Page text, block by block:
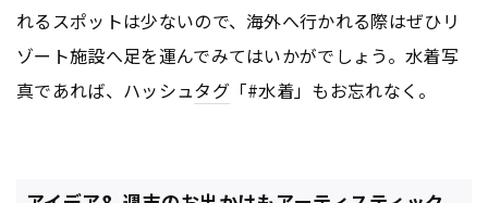
れるスポットは少ないので、海外へ行かれる際はぜひリ
ゾート施設へ足を運んでみてはいかがでしょう。水着写
真であれば、ハッシュタグ「#水着」もお忘れなく。